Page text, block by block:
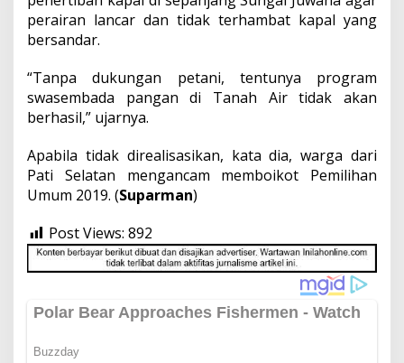
perairan lancar dan tidak terhambat kapal yang
bersandar.
“Tanpa dukungan petani, tentunya program
swasembada pangan di Tanah Air tidak akan
berhasil,” ujarnya.
Apabila tidak direalisasikan, kata dia, warga dari
Pati Selatan mengancam memboikot Pemilihan
Umum 2019. (Suparman)
Post Views: 892